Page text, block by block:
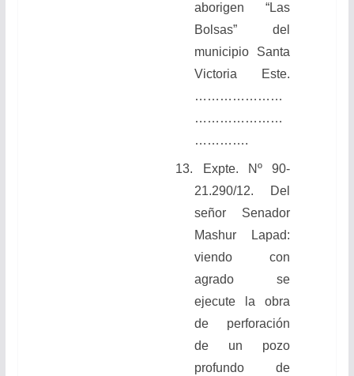
aborigen “Las
Bolsas” del
municipio Santa
Victoria Este.
…………………
…………………
………….
13.
Expte. Nº 90-
21.290/12. Del
señor Senador
Mashur Lapad:
viendo con
agrado se
ejecute la obra
de perforación
de un pozo
profundo de